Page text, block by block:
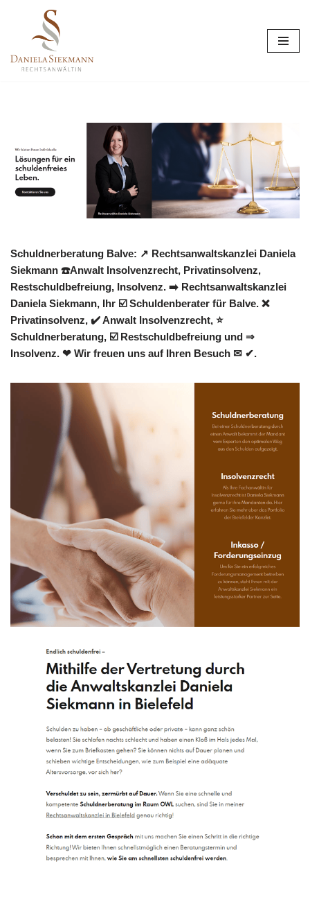
Inhalt
springen
Schuldnerberatung Balve: ↗️ Rechtsanwaltskanzlei Daniela
Siekmann ☎️Anwalt Insolvenzrecht, Privatinsolvenz,
Restschuldbefreiung, Insolvenz. ➡️ Rechtsanwaltskanzlei
Daniela Siekmann, Ihr ☑️ Schuldenberater für Balve. ❌
Privatinsolvenz, ✔️ Anwalt Insolvenzrecht, ⭐
Schuldnerberatung, ☑️ Restschuldbefreiung und ⇒
Insolvenz. ❤ Wir freuen uns auf Ihren Besuch ✉ ✔.